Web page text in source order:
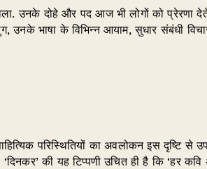
उनके दोहे और पद आज भी लोगों को प्रेरणा
भाषा के विभिन्न आयाम, सुधार संबंधी
परिस्थितियों का अवलोकन इस दृष्टि से
‘दिनकर’ की यह टिप्पणी उचित ही है कि ‘हर